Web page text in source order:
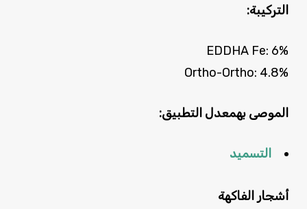
التركيبة:
EDDHA Fe: 6%
Ortho-Ortho: 4.8%
الموصى بهمعدل التطبيق:
التسميد
أشجار الفاكهة